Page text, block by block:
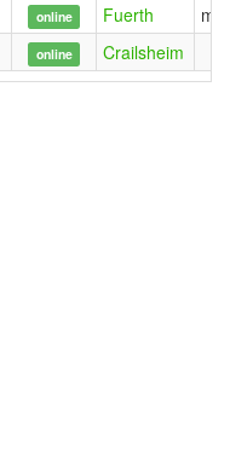
online Fuerth
online Crailsheim